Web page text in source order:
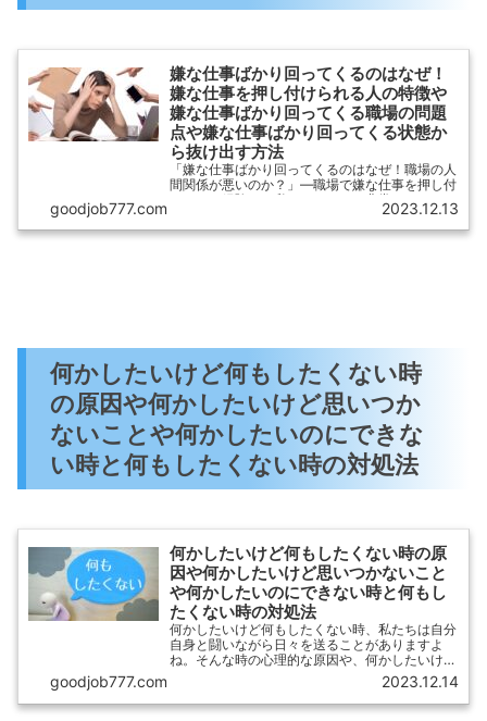
嫌な仕事ばかり回ってくるのはなぜ！
嫌な仕事を押し付けられる人の特徴や
嫌な仕事ばかり回ってくる職場の問題
点や嫌な仕事ばかり回ってくる状態か
ら抜け出す方法
「嫌な仕事ばかり回ってくるのはなぜ！職場の人
間関係が悪いのか？」—職場で嫌な仕事を押し付
けられる経験は、私たちにとって非常にストレス
の原因となりますよね。では、なぜ嫌な仕事が自
分に回ってくるのでしょうか？本記事では、職場
goodjob777.com 2023.12.13
何かしたいけど何もしたくない時
の原因や何かしたいけど思いつか
ないことや何かしたいのにできな
い時と何もしたくない時の対処法
何かしたいけど何もしたくない時の原
因や何かしたいけど思いつかないこと
や何かしたいのにできない時と何もし
たくない時の対処法
何かしたいけど何もしたくない時、私たちは自分
自身と闘いながら日々を送ることがありますよ
ね。そんな時の心理的な原因や、何かしたいけど
思いつかないこと、そして何かしたいのにできな
い時について考えてみましょう。この記事では、
そんな悩みに対する対処法を紹介します。
goodjob777.com 2023.12.14